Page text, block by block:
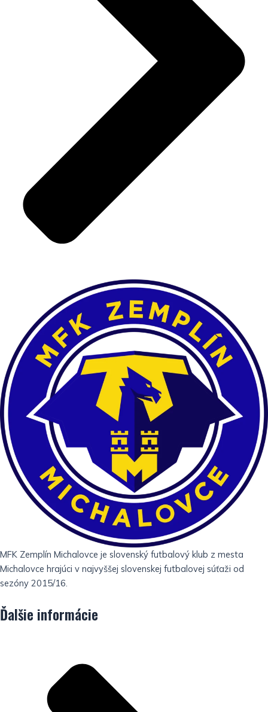
MFK Zemplín Michalovce je slovenský futbalový klub z mesta
Michalovce hrajúci v najvyššej slovenskej futbalovej súťaži od
sezóny 2015/16.
Ďalšie informácie